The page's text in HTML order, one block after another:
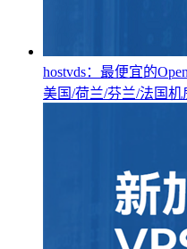
hostvds：最便宜的
美国/荷兰/芬兰/法国机